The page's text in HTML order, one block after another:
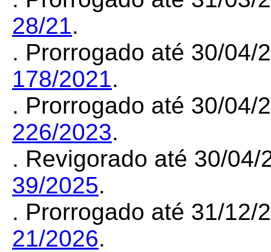
28/21.
. Prorrogado até 30/04/
178/2021.
. Prorrogado até 30/04/
226/2023.
. Revigorado até 30/04/
39/2025.
. Prorrogado até 31/12/
21/2026.